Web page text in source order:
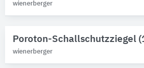
wienerberger
Poroton-Schallschutzziegel
wienerberger